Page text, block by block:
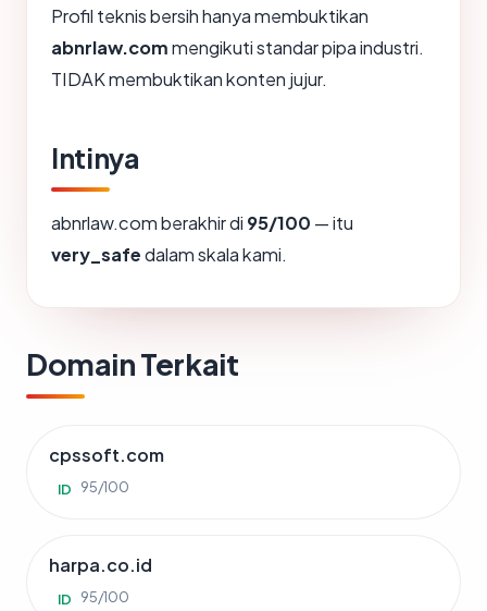
Profil teknis bersih hanya membuktikan
abnrlaw.commengikuti standar pipa industri.
TIDAK membuktikan konten jujur.
Intinya
abnrlaw.com berakhir di 95/100 — itu
very_safedalam skala kami.
Domain Terkait
cpssoft.com
ID 95/100
harpa.co.id
ID 95/100